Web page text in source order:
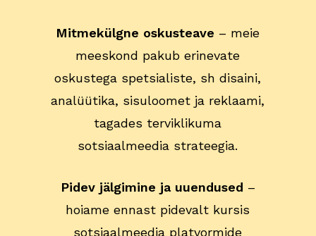
Mitmekülgne oskusteave – meie
meeskond pakub erinevate
oskustega spetsialiste, sh disaini,
analüütika, sisuloomet ja reklaami,
tagades terviklikuma
sotsiaalmeedia strateegia.
Pidev jälgimine ja uuendused –
hoiame ennast pidevalt kursis
sotsiaalmeedia platvormide